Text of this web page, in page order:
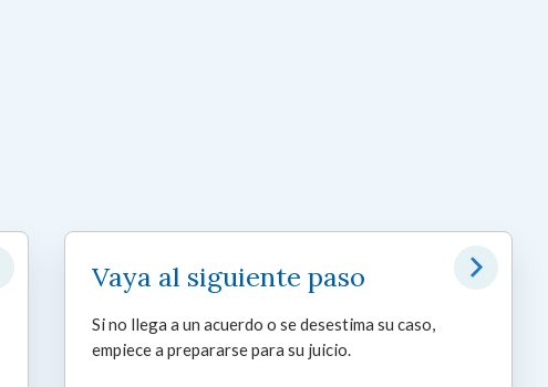
Vaya al siguiente paso
Si no llega a un acuerdo o se desestima su caso,
empiece a prepararse para su juicio.